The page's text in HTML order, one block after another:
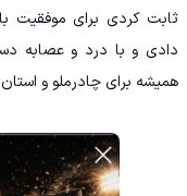
ثابت کردی برای موفقیت
دادی و با درد و عصابه
همیشه برای چادرملو و